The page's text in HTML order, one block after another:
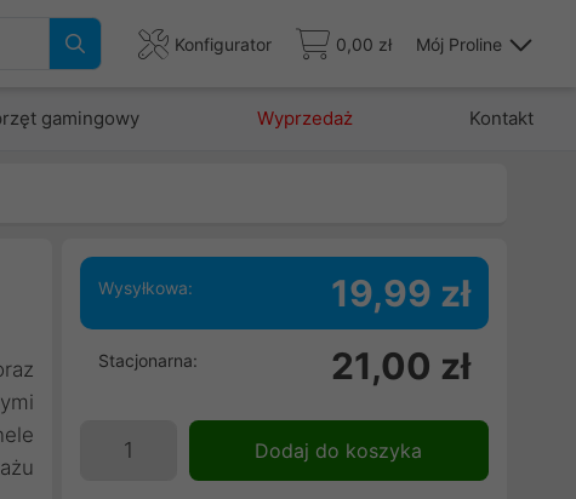
Konfigurator 0,00 zł Mój Proline
gamingowy Wyprzedaż Kontakt
Wysyłkowa: 19,99 zł
Stacjonarna: 21,00 zł
Dodaj do koszyka